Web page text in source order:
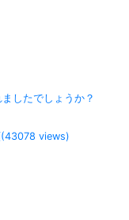
したでしょうか？
views)